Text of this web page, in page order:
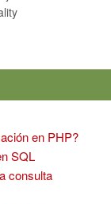
en PHP?
SQL
consulta